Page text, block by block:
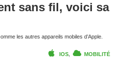
sans fil, voici sa
les autres appareils mobiles d’Apple.
IOS, MOBILITÉ